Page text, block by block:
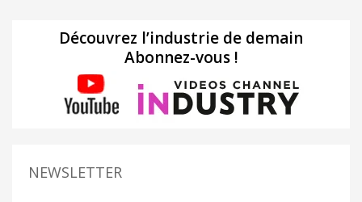
Découvrez l’industrie de demain
Abonnez-vous !
NEWSLETTER